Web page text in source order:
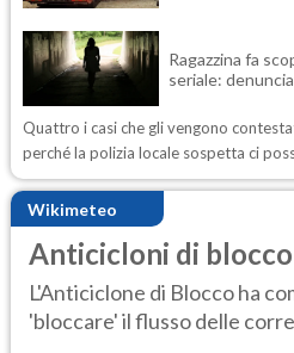
Ragazzina fa
seriale:
Quattro i casi che gli vengono
perché la polizia locale sospetta ci
Wikimeteo
Anticicloni di blocco
L'Anticiclone di Blocco ha
'bloccare' il flusso delle